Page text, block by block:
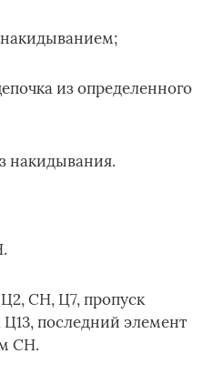
из определенного
накидывания.
СН, Ц7, пропуск
Ц13, последний элемент
СН.